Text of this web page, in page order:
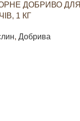
ДОБРИВО ДЛЯ
1 КГ
, Добрива